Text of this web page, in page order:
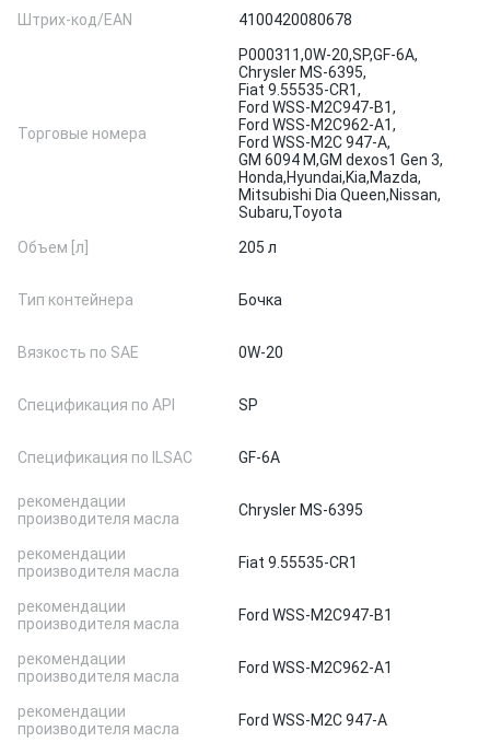
Штрих-код/EAN 4100420080678
Торговые номера
P000311,0W-20,SP,GF-6A,
Chrysler MS-6395,
Fiat 9.55535-CR1,
Ford WSS-M2C947-B1,
Ford WSS-M2C962-A1,
Ford WSS-M2C 947-A,
GM 6094 M,GM dexos1 Gen 3,
Honda,Hyundai,Kia,Mazda,
Mitsubishi Dia Queen,Nissan,
Subaru,Toyota
Объем [л]
205 л
Тип контейнера Бочка
Вязкость по SAE 0W-20
Спецификация по API SP
Спецификация по ILSAC GF-6A
рекомендации
производителя масла
Chrysler MS-6395
рекомендации
производителя масла
Fiat 9.55535-CR1
рекомендации
производителя масла
Ford WSS-M2C947-B1
рекомендации
производителя масла
Ford WSS-M2C962-A1
рекомендации
производителя масла
Ford WSS-M2C 947-A